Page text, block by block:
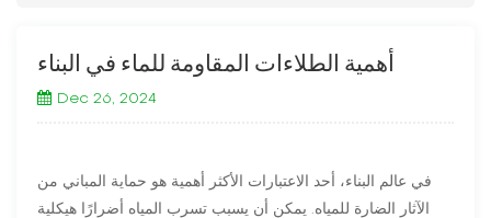
أهمية الطلاءات المقاومة للماء في البناء
Dec 26, 2024
في عالم البناء، أحد الاعتبارات الأكثر أهمية هو حماية المباني من
الآثار الضارة للمياه. يمكن أن يسبب تسرب المياه أضرارًا هيكلية